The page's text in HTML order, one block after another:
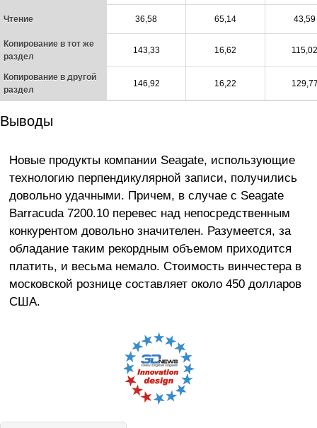
Чтение 36,58 65,14 43,59
Копирование в тот же
раздел
143,33 16,62 115,02
Копирование в другой
раздел
146,92 16,22
Выводы
Новые продукты компании Seagate, использующие
технологию перпендикулярной записи, получились
довольно удачными. Причем, в случае с Seagate
Barracuda 7200.10 перевес над непосредственным
конкурентом довольно значителен. Разумеется, за
обладание таким рекордным объемом приходится
платить, и весьма немало. Стоимость винчестера в
московской рознице составляет около 450 долларов
США.